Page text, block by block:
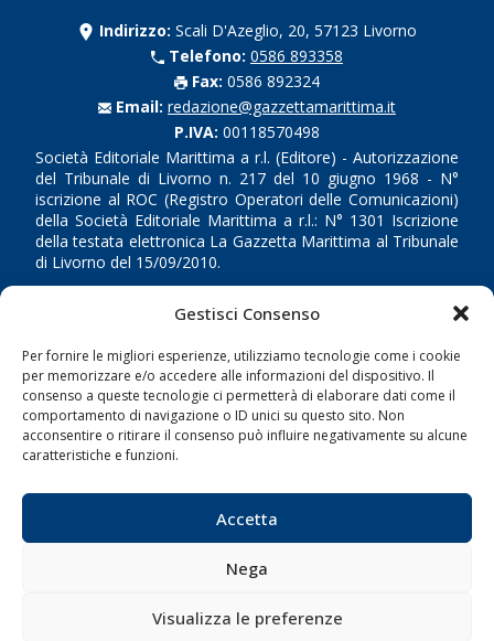
Gestisci Consenso
Per fornire le migliori esperienze, utilizziamo tecnologie come i cookie
per memorizzare e/o accedere alle informazioni del dispositivo. Il
consenso a queste tecnologie ci permetterà di elaborare dati come il
comportamento di navigazione o ID unici su questo sito. Non
acconsentire o ritirare il consenso può influire negativamente su alcune
caratteristiche e funzioni.
Accetta
Nega
Visualizza le preferenze
Indirizzo: Scali D'Azeglio, 20, 57123 Livorno
Telefono: 0586 893358
Fax: 0586 892324
Email: redazione@gazzettamarittima.it
P.IVA: 00118570498
Società Editoriale Marittima a r.l. (Editore) - Autorizzazione
del Tribunale di Livorno n. 217 del 10 giugno 1968 - N°
iscrizione al ROC (Registro Operatori delle Comunicazioni)
della Società Editoriale Marittima a r.l.: N° 1301 Iscrizione
della testata elettronica La Gazzetta Marittima al Tribunale
di Livorno del 15/09/2010.
LINK
Shipping
Porti/Interporti
Trasporti
Sostenibilità
Compagnie di Navigazione
Blue economy
Chi siamo